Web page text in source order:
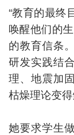
“教育的最终
唤醒他们的
的教育信条
研发实践结
理、地震加
枯燥理论变得
她要求学生